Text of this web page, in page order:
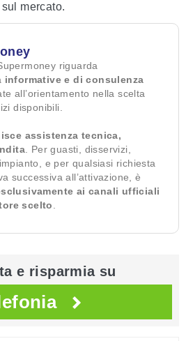
mercato.
riguarda
informative e di consulenza
all’orientamento nella scelta
disponibili.
assistenza tecnica,
. Per guasti, disservizi,
e per qualsiasi richiesta
successiva all’attivazione, è
ai canali ufficiali
scelto
e risparmia su